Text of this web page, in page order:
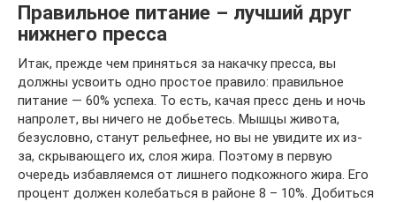
Правильное питание – лучший друг
нижнего пресса
Итак, прежде чем приняться за накачку пресса, вы
должны усвоить одно простое правило: правильное
питание — 60% успеха. То есть, качая пресс день и ночь
напролет, вы ничего не добьетесь. Мышцы живота,
безусловно, станут рельефнее, но вы не увидите их из-
за, скрывающего их, слоя жира. Поэтому в первую
очередь избавляемся от лишнего подкожного жира. Его
процент должен колебаться в районе 8 – 10%. Добиться